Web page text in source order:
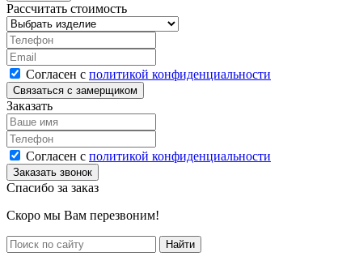
Рассчитать стоимость
Согласен с политикой конфиденциальности
Заказать
Согласен с политикой конфиденциальности
Спасибо за заказ
Скоро мы Вам перезвоним!